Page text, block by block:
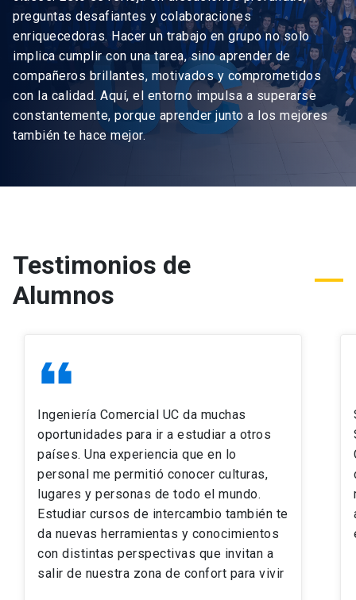
preguntas desafiantes y colaboraciones
enriquecedoras. Hacer un trabajo en grupo no solo
implica cumplir con una tarea, sino aprender de
compañeros brillantes, motivados y comprometidos
con la calidad. Aquí, el entorno impulsa a superarse
constantemente, porque aprender junto a los mejores
también te hace mejor.
Testimonios de
Alumnos
format_quote
Ingeniería Comercial UC da muchas
oportunidades para ir a estudiar a otros
países. Una experiencia que en lo
personal me permitió conocer culturas,
lugares y personas de todo el mundo.
Estudiar cursos de intercambio también te
da nuevas herramientas y conocimientos
con distintas perspectivas que invitan a
salir de nuestra zona de confort para vivir